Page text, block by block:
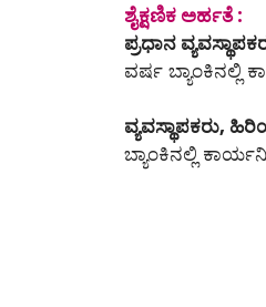
ಶೈಕ್ಷಣಿಕ ಅರ್ಹತೆ :
ಪ್ರಧಾನ
ವರ್ಷ
ವ್ಯವಸ್ಥಾಪಕರು,
ಬ್ಯಾಂಕಿನಲ್ಲಿ